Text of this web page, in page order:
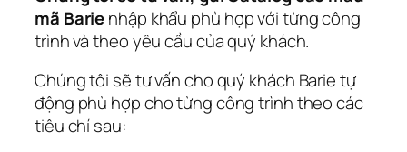
mã Barienhập khẩu phù hợp với từng công
trình và theo yêu cầu của quý khách.
Chúng tôi sẽ tư vấn cho quý khách Barie tự
động phù hợp cho từng công trình theo các
tiêu chí sau: